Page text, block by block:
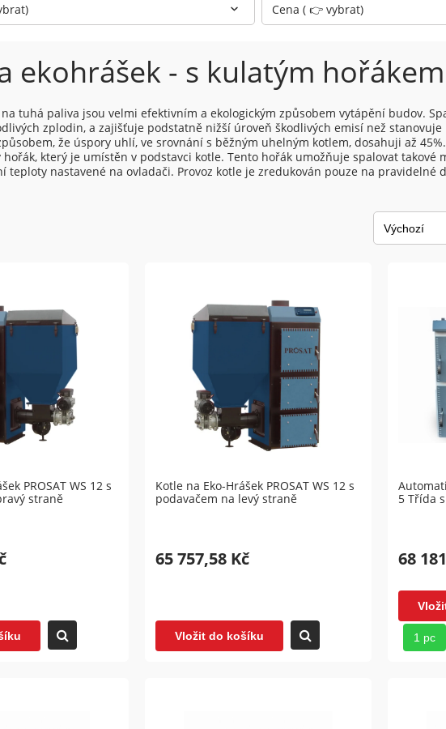
Cena ( 👉 vybrat)
ekohrášek - s kulatým hořákem
tuhá paliva jsou velmi efektivním a ekologickým způsobem vytápění budov.
zplodin, a zajišťuje podstatně nižší úroveň škodlivých emisí než
že úspory uhlí, ve srovnání s běžným uhelným kotlem, dosahuji až
který je umístěn v podstavci kotle. Tento hořák umožňuje spalovat takové
teploty nastavené na ovladači. Provoz kotle je zredukován pouze na pravidelné
PROSAT WS 12 s
straně
Kotle na Eko-Hrášek PROSAT WS 12 s
podavačem na levý straně
65 757,58 Kč
Vložit do košíku
5 Třída
68
1 pc